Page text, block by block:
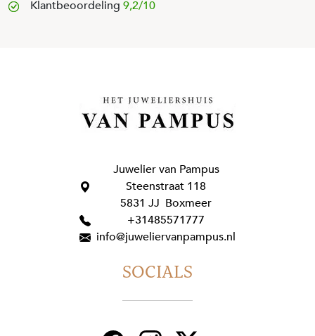
Klantbeoordeling 9,2/10
Juwelier van Pampus
Steenstraat 118
5831 JJ Boxmeer
+31485571777
info@juweliervanpampus.nl
SOCIALS